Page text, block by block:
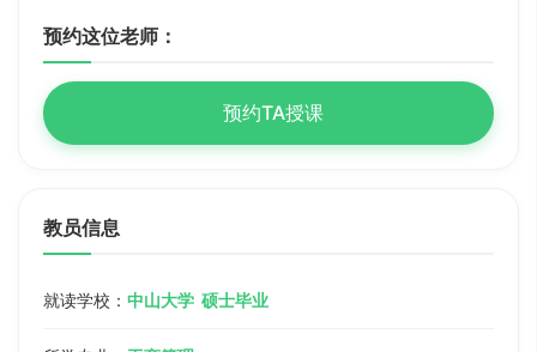
预约这位老师：
预约TA授课
教员信息
就读学校： 中山大学 硕士毕业